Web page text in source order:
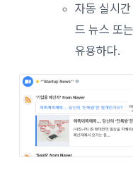
자동 실시
드 뉴스 또
유용하다.